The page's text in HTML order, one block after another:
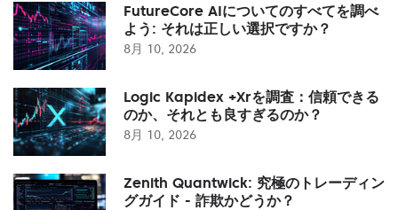
FutureCore AIについてのすべてを調べ
よう: それは正しい選択ですか？
8月 10, 2026
Logic Kapidex +Xrを調査：信頼できる
のか、それとも良すぎるのか？
8月 10, 2026
Zenith Quantwick: 究極のトレーディン
グガイド - 詐欺かどうか？